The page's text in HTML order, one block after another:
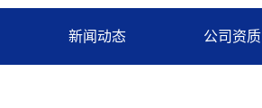
新闻动态 公司资质